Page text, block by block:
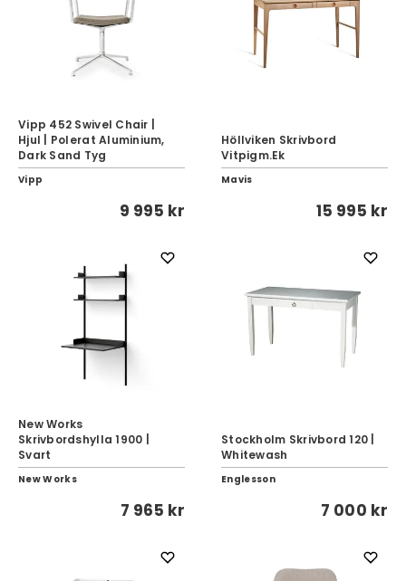
Vipp 452 Swivel Chair |
Hjul | Polerat Aluminium,
Dark Sand Tyg
Vipp
9 995 kr
Höllviken Skrivbord
Vitpigm.Ek
Mavis
15 995 kr
New Works
Skrivbordshylla 1900 |
Svart
New Works
7 965 kr
Stockholm Skrivbord 120 |
Whitewash
Englesson
7 000 kr